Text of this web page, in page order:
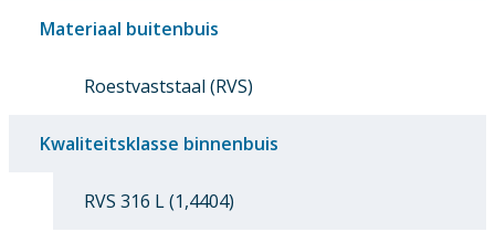
Materiaal buitenbuis
Roestvaststaal (RVS)
Kwaliteitsklasse binnenbuis
RVS 316 L (1,4404)